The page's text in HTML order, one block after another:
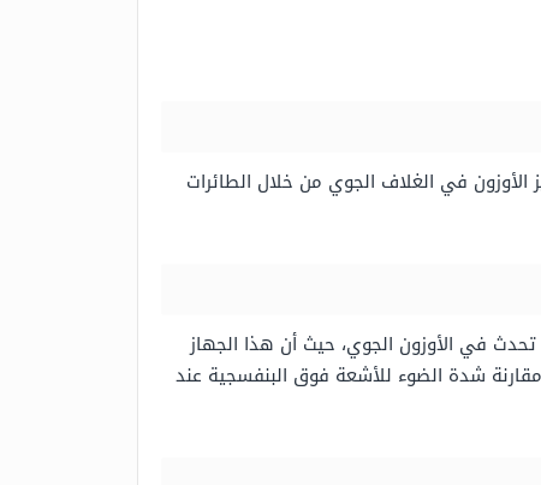
في الغلاف الجوي من خلال الطائرات
في الأوزون الجوي، حيث أن هذا الجهاز
شدة الضوء للأشعة فوق البنفسجية عند